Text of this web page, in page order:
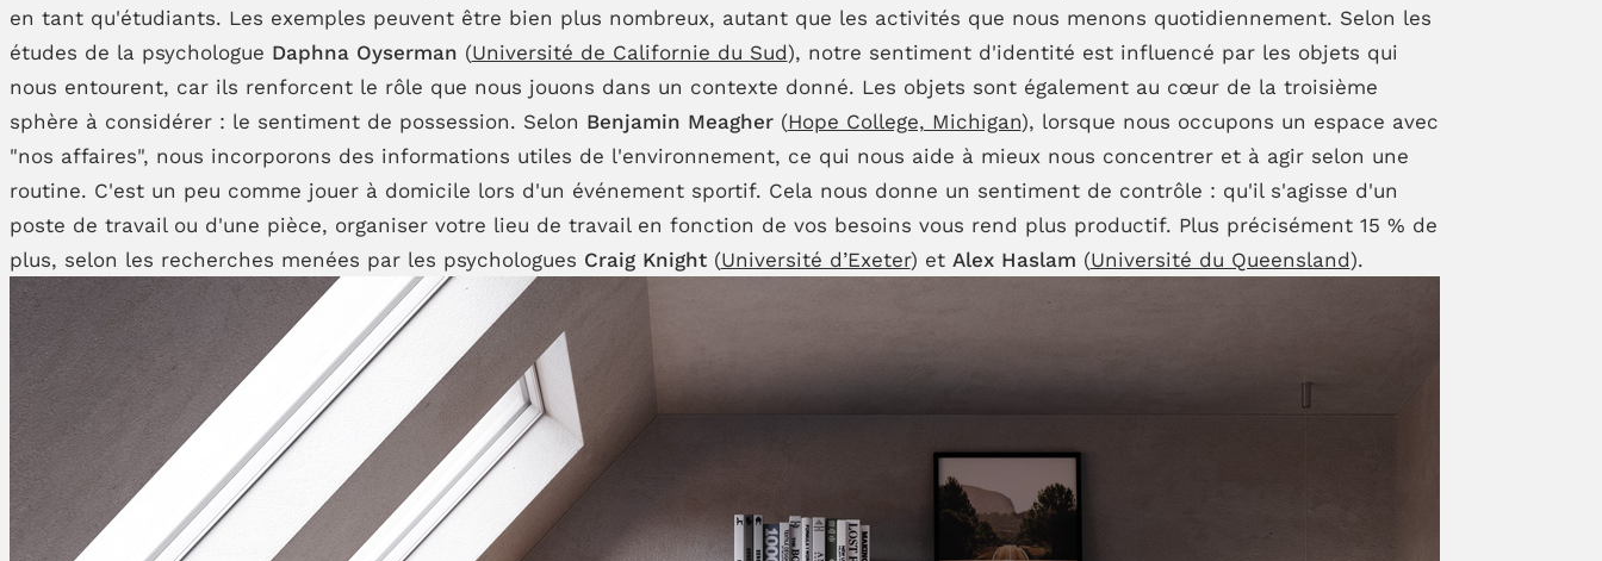
en tant qu'étudiants. Les exemples peuvent être bien plus nombreux, autant que les activités que nous menons quotidiennement. Selon les
études de la psychologue Daphna Oyserman (Université de Californie du Sud), notre sentiment d'identité est influencé par les objets qui
nous entourent, car ils renforcent le rôle que nous jouons dans un contexte donné. Les objets sont également au cœur de la troisième
sphère à considérer : le sentiment de possession. Selon Benjamin Meagher(Hope College, Michigan), lorsque nous occupons un espace avec
"nos affaires", nous incorporons des informations utiles de l'environnement, ce qui nous aide à mieux nous concentrer et à agir selon une
routine. C'est un peu comme jouer à domicile lors d'un événement sportif. Cela nous donne un sentiment de contrôle : qu'il s'agisse d'un
poste de travail ou d'une pièce, organiser votre lieu de travail en fonction de vos besoins vous rend plus productif. Plus précisément 15 % de
plus, selon les recherches menées par les psychologues Craig Knight(Université d’Exeter) et Alex Haslam (Université du Queensland).